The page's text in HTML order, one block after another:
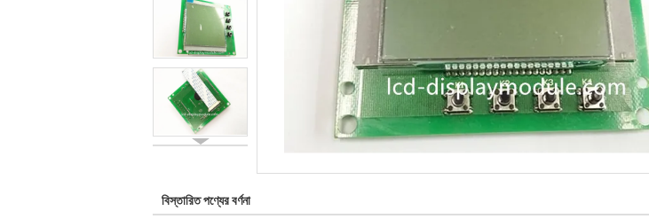
বিস্তারিত পণ্যের বর্ণনা